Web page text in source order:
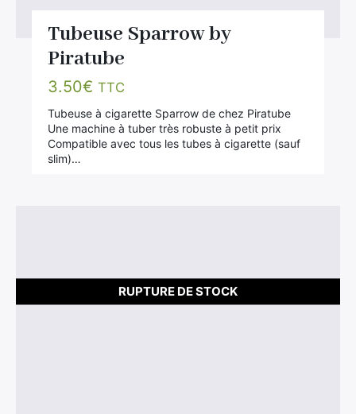
Tubeuse Sparrow by
Piratube
3.50€ TTC
Tubeuse à cigarette Sparrow de chez Piratube
Une machine à tuber très robuste à petit prix
Compatible avec tous les tubes à cigarette (sauf
slim)…
RUPTURE DE STOCK